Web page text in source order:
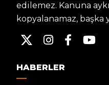
edilemez. Kanuna
kopyalanamaz, başka
HABERLER